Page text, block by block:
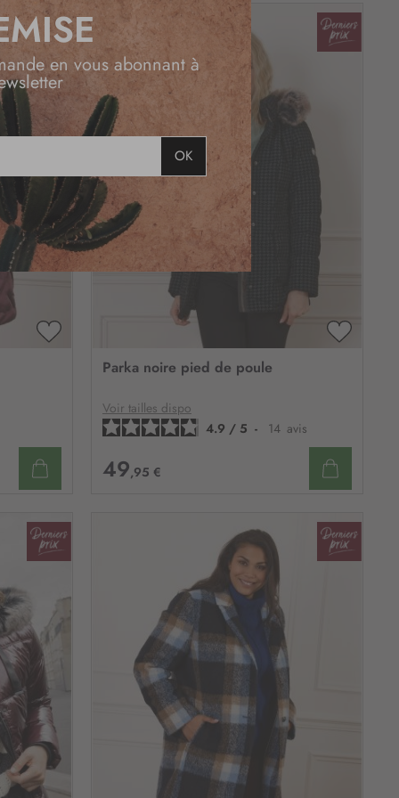
D’ENVIE
Parka noire pied de poule
Voir tailles dispo
4.9 / 5 - 14 avis
49,95 €
en vous abonnant à
OK